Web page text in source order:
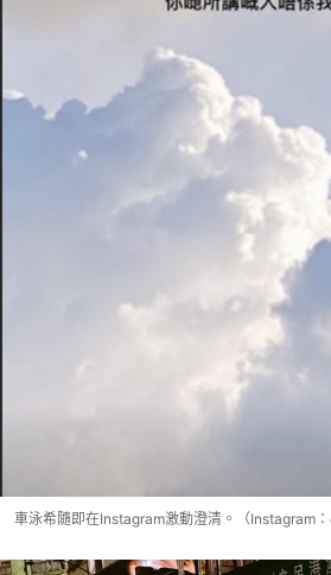
車泳希隨即在Instagram激動澄清。（Instagram：